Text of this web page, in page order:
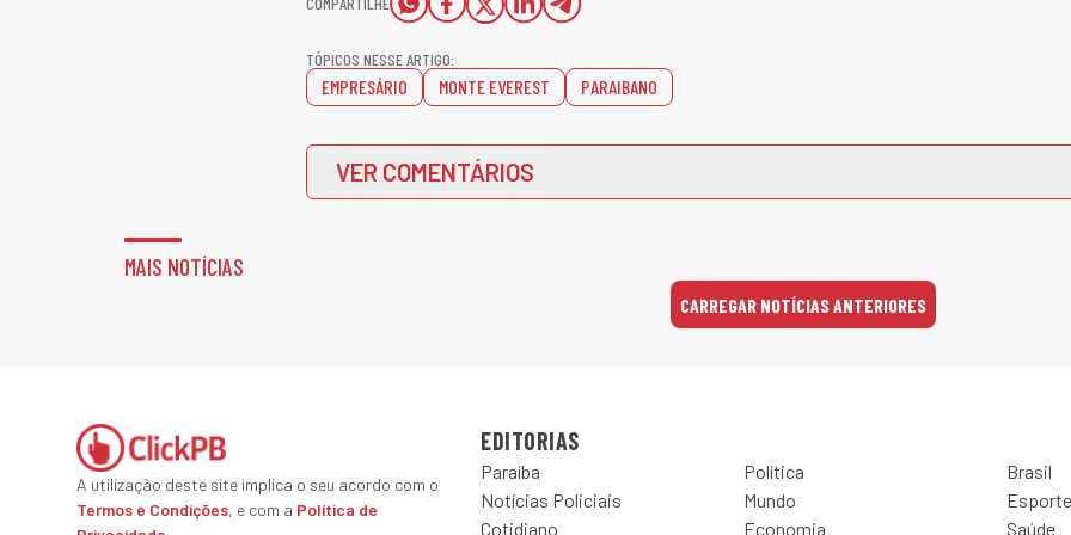
TÓPICOS NESSE ARTIGO:
EMPRESÁRIO MONTE EVEREST PARAIBANO
VER COMENTÁRIOS
MAIS NOTÍCIAS
CARREGAR NOTÍCIAS ANTERIORES
A utilização deste site implica o seu acordo com o
Termos e Condições, e com a Política de
EDITORIAS
Paraíba Política
Brasil
Notícias Policiais
Mundo
Esporte
Cotidiano
Economia Saúde